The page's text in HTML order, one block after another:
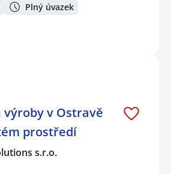
Plný úvazek
v Ostravě
prostředí
s.r.o.